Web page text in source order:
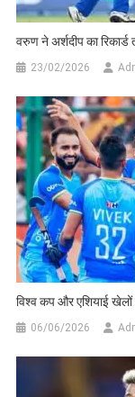
वरुण ने अर्शदीप का रिकार्ड
23/02/2026
विश्व कप और एशियाई
06/06/2026